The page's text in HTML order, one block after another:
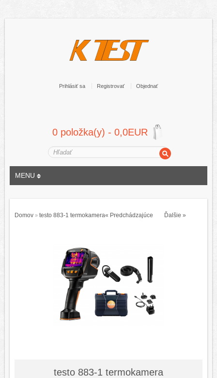
Prihlásiť sa Registrovať Objednať
0 položka(y) - 0,0EUR
MENU
Potravinárstvo
Vykurovanie
Anemometre
Domov » testo 883-1 termokamera« Predchádzajúce Ďalšie »
testo 883-1 termokamera